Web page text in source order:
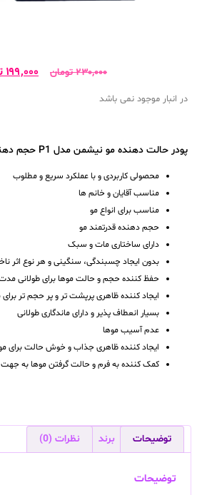
پودر حالت دهنده مو نیشمن مدل P1 حجم دهنده و مات 20 گرم
محصولی کاربردی و با عملکرد سریع و مطلوب
مناسب آقایان و خانم ها
مناسب برای انواع مو
حجم دهنده قدرتمند مو
دارای ساختاری مات و سبک
بدون ایجاد چسبندگی، سنگینی و هر نوع اثر
حفظ کننده حجم و حالت موها برای طولانی
ایجاد کننده ظاهری پرپشت تر و پر حجم تر برای
بسیار انعطاف پذیر و دارای ماندگاری طولانی
عدم آسیب موها
ایجاد کننده ظاهری جذاب و خوش حالت برای
کمک کننده به فرم و حالت گرفتن موها به
۲۳۰,۰۰۰ تومان ۱۹۹,۰۰۰
در انبار موجود نمی باشد
توضیحات برند نظرات (0)
توضیحات